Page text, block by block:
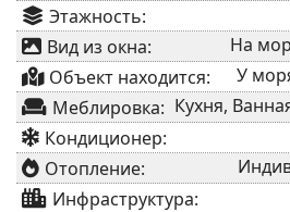
Этажность:
Вид из окна:
На
Объект находится:
У
Меблировка: Кухня,
Кондиционер:
Отопление:
Инфраструктура: